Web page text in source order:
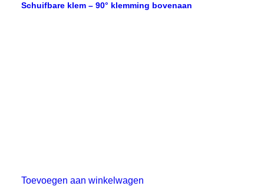
Schuifbare klem – 90° klemming bovenaan
Toevoegen aan winkelwagen